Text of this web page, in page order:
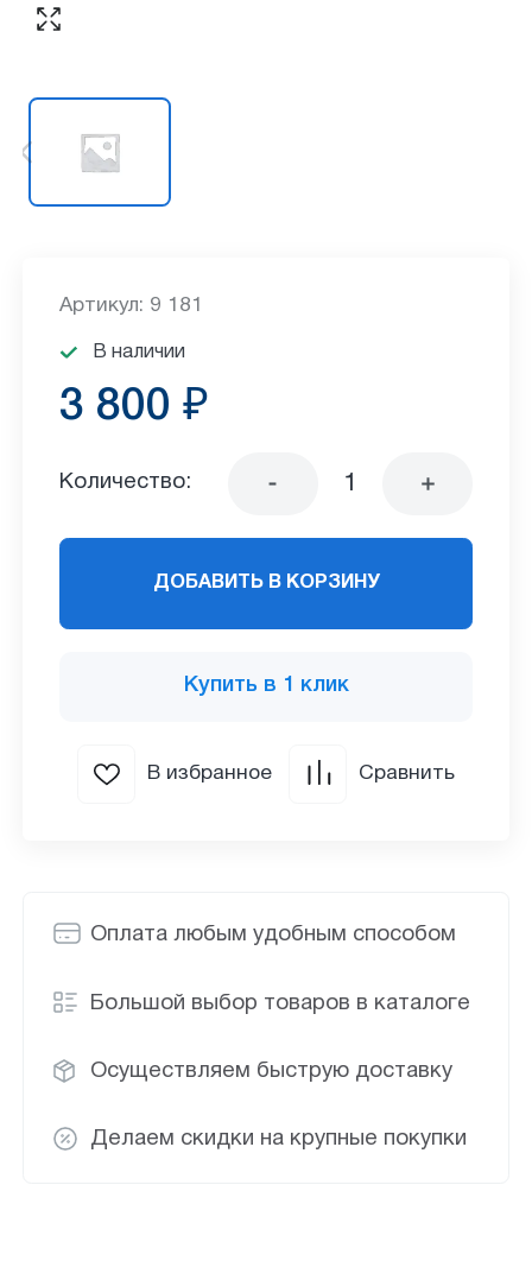
Оплата любым удобным способом
Большой выбор товаров в каталоге
Осуществляем быструю доставку
Делаем скидки на крупные покупки
Артикул: 9 181
В наличии
3 800 ₽
Количество:
ДОБАВИТЬ В КОРЗИНУ
Купить в 1 клик
В избранное Сравнить